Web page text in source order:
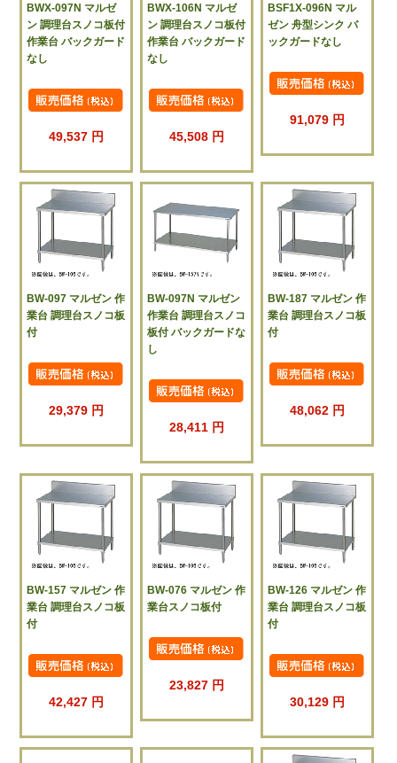
BWX-097N マルゼ
ン 調理台スノコ板付
作業台 バックガード
なし
49,537 円
BWX-106N マルゼ
ン 調理台スノコ板付
作業台 バックガード
なし
45,508 円
BSF1X-096N マル
ゼン 舟型シンク バ
ックガードなし
91,079 円
BW-097 マルゼン 作
業台 調理台スノコ板
付
29,379 円
BW-097N マルゼン
作業台 調理台スノコ
板付 バックガードな
し
28,411 円
BW-187 マルゼン 作
業台 調理台スノコ板
付
48,062 円
BW-157 マルゼン 作
業台 調理台スノコ板
付
42,427 円
BW-076 マルゼン 作
業台スノコ板付
23,827 円
BW-126 マルゼン 作
業台 調理台スノコ板
付
30,129 円